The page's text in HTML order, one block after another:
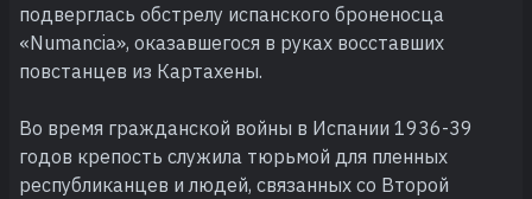
подверглась обстрелу испанского броненосца
«Numancia», оказавшегося в руках восставших
повстанцев из Картахены.
Во время гражданской войны в Испании 1936-39
годов крепость служила тюрьмой для пленных
республиканцев и людей, связанных со Второй